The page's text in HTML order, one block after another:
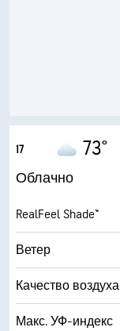
Высота облаков
17 73°
Облачно
RealFeel Shade™
Ветер
Качество воздуха
Макс. УФ-индекс